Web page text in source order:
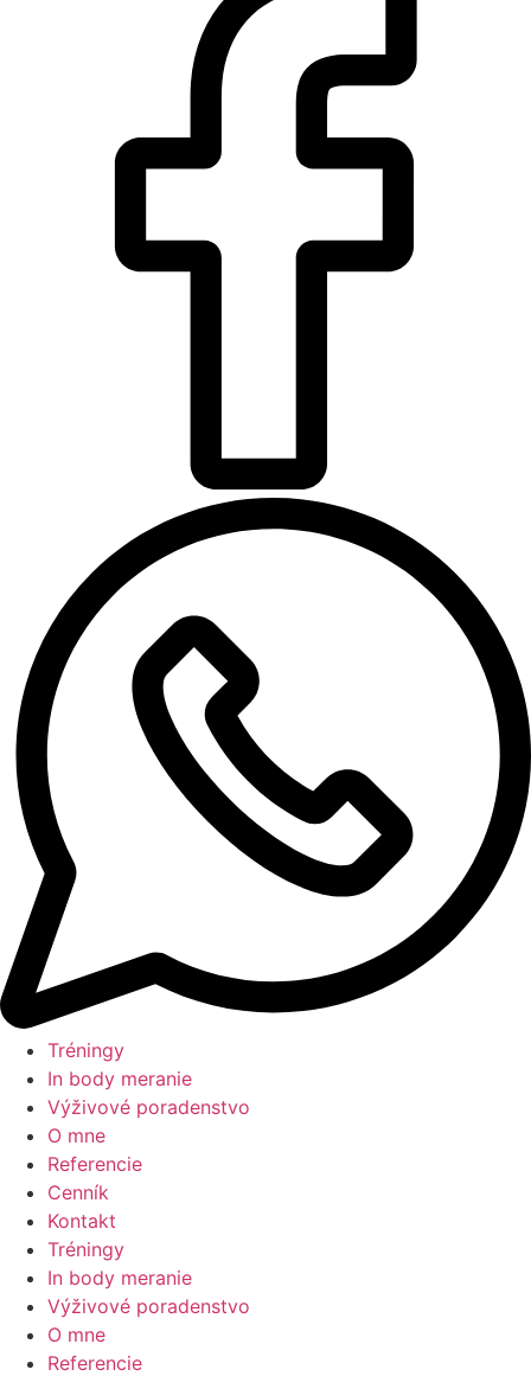
Tréningy
In body meranie
Výživové poradenstvo
O mne
Referencie
Cenník
Kontakt
Tréningy
In body meranie
Výživové poradenstvo
O mne
Referencie